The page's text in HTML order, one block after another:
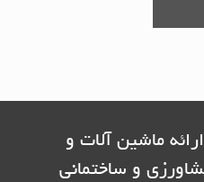
ارائه ماشین آلات و
و ساختمانی